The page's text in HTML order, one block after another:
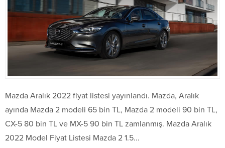
Mazda Aralık 2022 fiyat listesi yayınlandı. Mazda, Aralık
ayında Mazda 2 modeli 65 bin TL, Mazda 2 modeli 90 bin TL,
CX-5 80 bin TL ve MX-5 90 bin TL zamlanmış. Mazda Aralık
2022 Model Fiyat Listesi Mazda 2 1.5...